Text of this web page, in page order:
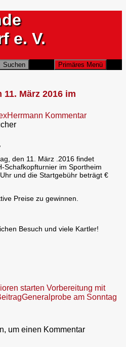
e. V.
Primäres Menü
März 2016 im
Kommentar
den 11. März .2016 findet
Schafkopfturnier im Sportheim
und die Startgebühr beträgt €
Preise zu gewinnen.
Besuch und viele Kartler!
starten Vorbereitung mit
Generalprobe am Sonntag
um einen Kommentar